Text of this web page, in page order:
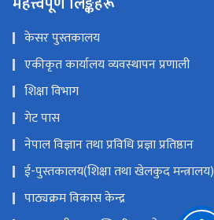
केसर पुस्तकालय
एकीकृत कार्यालय व्यवस्थापन प्रणाली
शिक्षा विभाग
गेट पास
नेपाल विज्ञान तथा प्रविधि प्रज्ञा प्रतिष्ठान
ई-पुस्तकालय(शिक्षा तथा खेलकुद मन्त्रालय)
पाठ्यक्रम विकास केन्द्र